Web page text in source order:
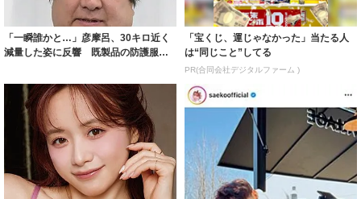
「一瞬誰かと…」彦摩呂、30キロ近く
減量した姿に反響 既製品の防護服が
「宝くじ、運じゃなかった」当たる人
は“同じこと”してる
PR(合同会社デジタルファーム )